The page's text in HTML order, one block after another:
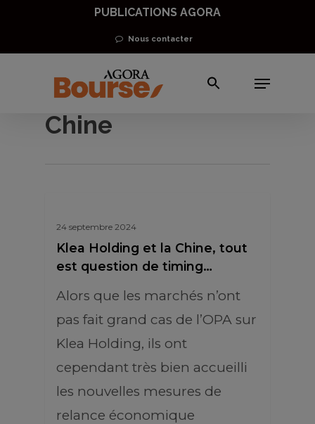
main
PUBLICATIONS AGORA
Nous contacter
Menu
taux d’intérêt
Chine
24 septembre 2024
Klea Holding et la Chine, tout
est question de timing…
Alors que les marchés n’ont
pas fait grand cas de l’OPA sur
Klea Holding, ils ont
cependant très bien accueilli
les nouvelles mesures de
relance économique